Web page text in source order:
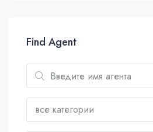
Find Agent
все категории